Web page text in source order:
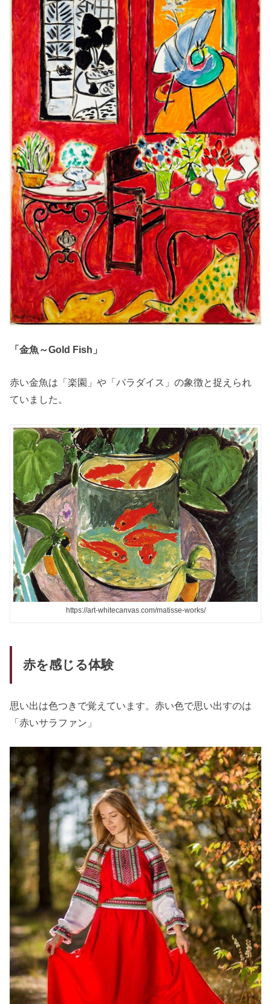
「金魚～Gold Fish」
赤い金魚は「楽園」や「パラダイス」の象徴と捉えられ
ていました。
https://art-whitecanvas.com/matisse-works/
赤を感じる体験
思い出は色つきで覚えています。赤い色で思い出すのは
「赤いサラファン」